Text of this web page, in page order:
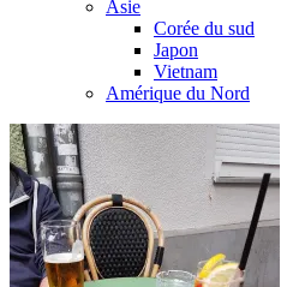
Asie
Corée du sud
Japon
Vietnam
Amérique du Nord